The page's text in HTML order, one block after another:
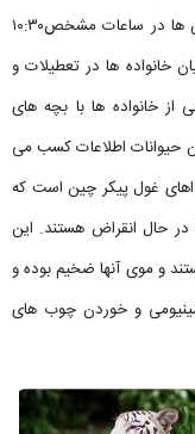
گردشگران زیادی از آنها بازدید می کنند، این نمایش ها در ساعات مشخص۱۰:۳۰
خانواده ها در تعطیلات و
خانواده ها با بچه های
حیوانات اطلاعات کسب می
غول پیکر چین است که
در حال انقراض هستند. این
هستند و موی آنها ضخیم بوده و
و خوردن چوب های